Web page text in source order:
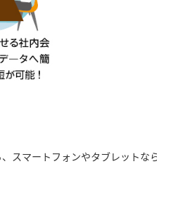
スマートフォンやタブレットなら